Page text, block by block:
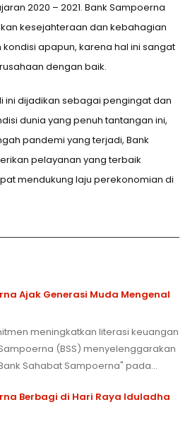
2020 – 2021. Bank Sampoerna
kesejahteraan dan kebahagian
apapun, karena hal ini sangat
dengan baik.
ini dijadikan sebagai pengingat dan
dunia yang penuh tantangan ini,
pandemi yang terjadi, Bank
pelayanan yang terbaik
mendukung laju perekonomian di
Ajak Generasi Muda Mengenal
meningkatkan literasi keuangan
(BSS) menyelenggarakan
Sahabat Sampoerna" pada
hingga kelas 3 Sekolah Menengah
Information Technology BSS,
Berbagi di Hari Raya Iduladha